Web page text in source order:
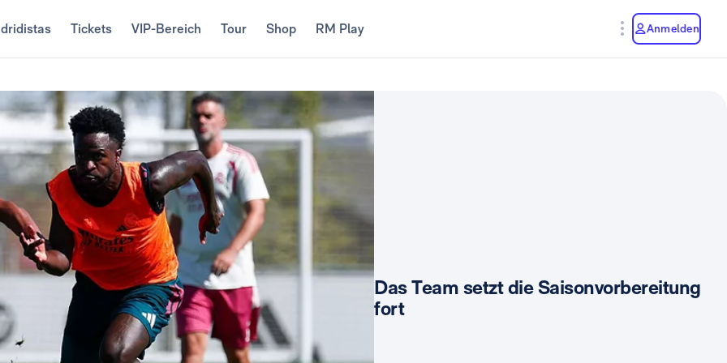
Tickets VIP-Bereich Tour Shop RM Play Anmelden
Das Team setzt die Saisonvorbereitung
fort